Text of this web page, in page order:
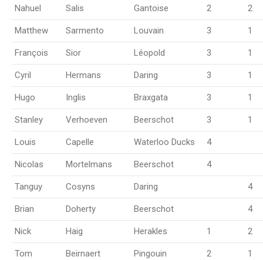
Nahuel Salis Gantoise 2 2
Matthew Sarmento Louvain 3 1
François Sior Léopold 3 1
Cyril Hermans Daring 3 1
Hugo Inglis Braxgata 3 1
Stanley Verhoeven Beerschot 3 1
Louis Capelle Waterloo Ducks 4
Nicolas Mortelmans Beerschot 4
Tanguy Cosyns Daring 4
Brian Doherty Beerschot 4
Nick Haig Herakles 1 2
Tom Beirnaert Pingouin 2 1